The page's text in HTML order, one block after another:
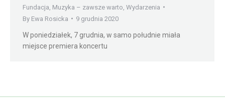
Fundacja Muzyka – zawsze warto Wydarzenia
By Ewa Rosicka 9 grudnia 2020
W poniedziałek, 7 grudnia, w samo południe miała
miejsce premiera koncertu